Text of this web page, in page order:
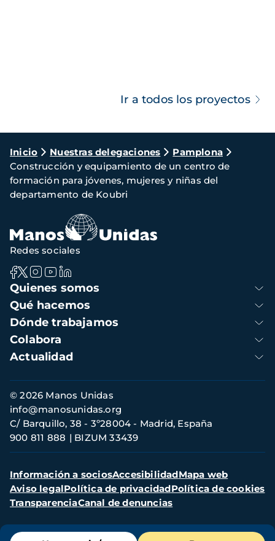
Ir a todos los proyectos
Ruta
de
navegación
Inicio Nuestras delegaciones
Pamplona
Construcción y equipamiento de un centro de
formación para jóvenes, mujeres y niñas del
departamento de Koubri
Menú
Navegación
principal
Quienes somos
Qué hacemos
Dónde trabajamos
Colabora
Actualidad
Redes sociales
Información
de
contacto
© 2026 Manos Unidas
C/ Barquillo, 38 - 3º28004 - Madrid, España
900 811 888
BIZUM 33439
info@manosunidas.org
Menú
secundario
Información a sociosAccesibilidadMapa web
Aviso legalPolítica de privacidadPolítica de cookies
TransparenciaCanal de denuncias